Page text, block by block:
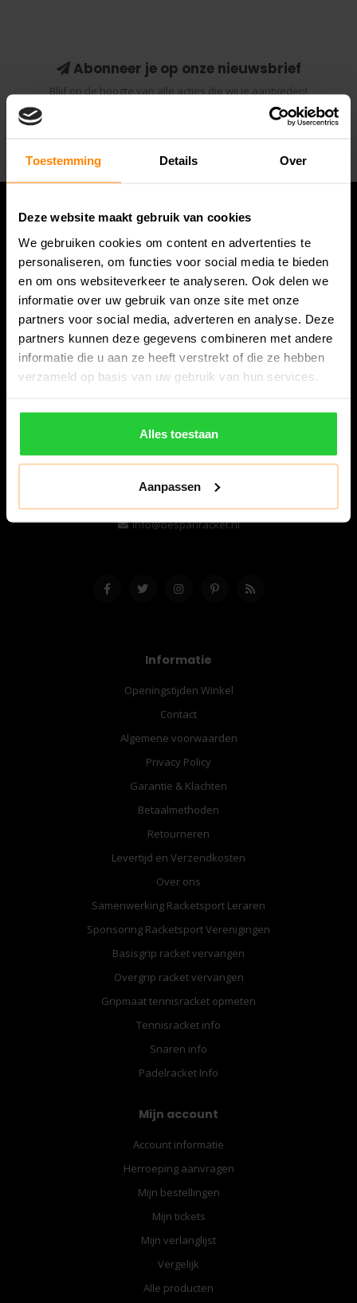
Toestemming Details Over
Deze website maakt gebruik van cookies
We gebruiken cookies om content en advertenties te
personaliseren, om functies voor social media te bieden
en om ons websiteverkeer te analyseren. Ook delen we
informatie over uw gebruik van onze site met onze
partners voor social media, adverteren en analyse. Deze
partners kunnen deze gegevens combineren met andere
informatie die u aan ze heeft verstrekt of die ze hebben
verzameld op basis van uw gebruik van hun services.
Alles toestaan
Aanpassen
Abonneer je op onze nieuwsbrief
Blijf op de hoogte van alle acties die wij je aanbieden!
Abonneer
Bespanracket.nl is dé racketspecialist van Lelystad en
omstreken.
Snijdersstraat 6
8224 AA Lelystad
Nederland
06-57276080
info@bespanracket.nl
Informatie
Openingstijden Winkel
Contact
Algemene voorwaarden
Privacy Policy
Garantie & Klachten
Betaalmethoden
Retourneren
Levertijd en Verzendkosten
Over ons
Samenwerking Racketsport Leraren
Sponsoring Racketsport Verenigingen
Basisgrip racket vervangen
Overgrip racket vervangen
Gripmaat tennisracket opmeten
Tennisracket info
Snaren info
Padelracket Info
Mijn account
Account informatie
Herroeping aanvragen
Mijn bestellingen
Mijn tickets
Mijn verlanglijst
Vergelijk
Alle producten